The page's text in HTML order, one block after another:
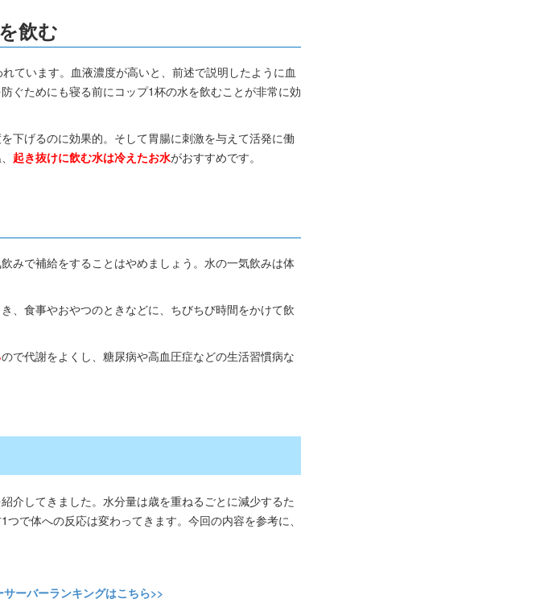
飲む
ています。血液濃度が高いと、前述で説明したように血
ぐためにも寝る前にコップ1杯の水を飲むことが非常に効
下げるのに効果的。そして胃腸に刺激を与えて活発に働
起き抜けに飲む水は冷えたお水がおすすめです。
みで補給をすることはやめましょう。水の一気飲みは体
、食事やおやつのときなどに、ちびちび時間をかけて飲
ので代謝をよくし、糖尿病や高血圧症などの生活習慣病な
介してきました。水分量は歳を重ねるごとに減少するた
で体への反応は変わってきます。今回の内容を参考に、
ーバーランキングはこちら>>